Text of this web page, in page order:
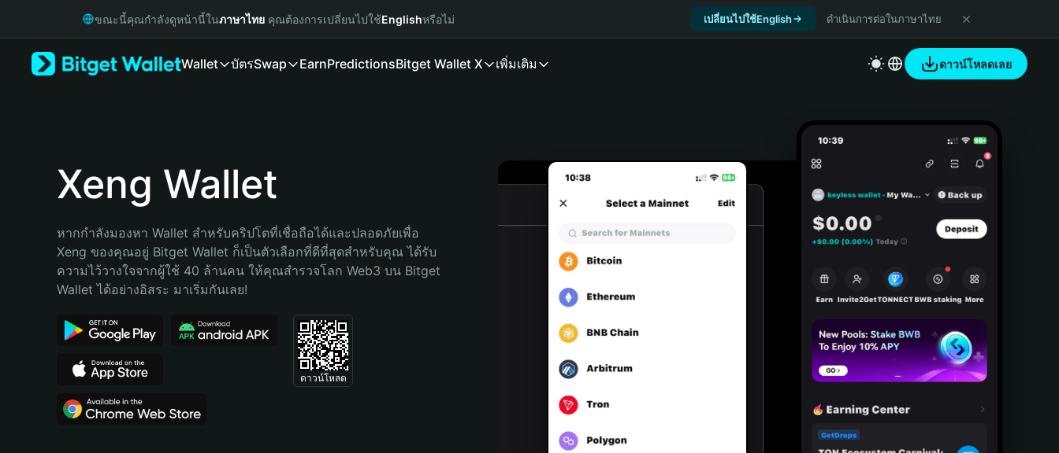
Русский
Bahasa Indonesia
Português (Brasil)
ขณะนี้คุณกำลังดูหน้านี้ในภาษาไทย คุณต้องการเปลี่ยนไปใช้Englishหรือไม่ เปลี่ยนไปใช้English ดำเนินการต่อในภาษาไทย
Wallet บัตรSwap EarnPredictionsBitget Wallet X เพิ่มเติม ดาวน์โหลดเลย
Xeng Wallet
หากกำลังมองหา Wallet สำหรับคริปโตที่เชื่อถือได้และปลอดภัยเพื่อ
Xeng ของคุณอยู่ Bitget Wallet ก็เป็นตัวเลือกที่ดีที่สุดสำหรับคุณ ได้รับ
ความไว้วางใจจากผู้ใช้ 40 ล้านคน ให้คุณสำรวจโลก Web3 บน Bitget
Wallet ได้อย่างอิสระ มาเริ่มกันเลย!
ดาวน์โหลด